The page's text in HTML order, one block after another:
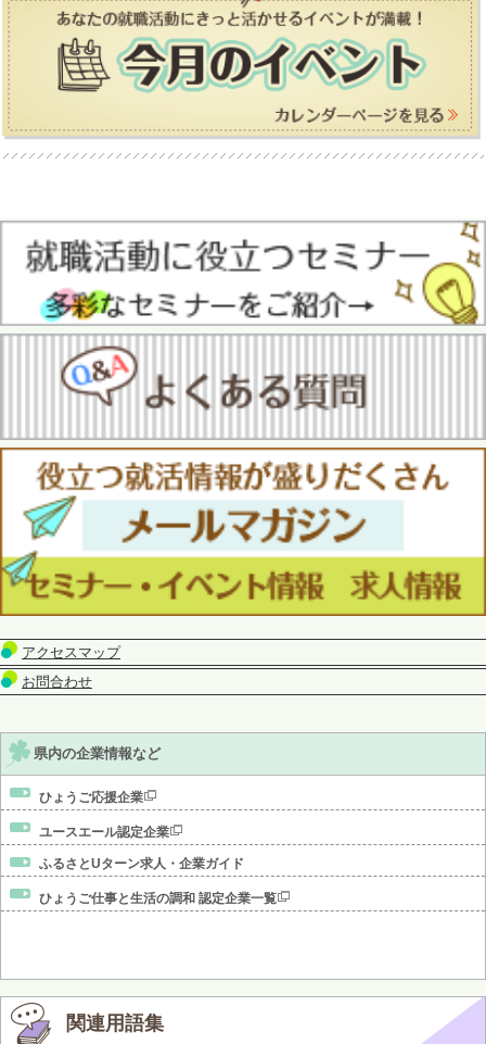
アクセスマップ
お問合わせ
県内の企業情報など
ひょうご応援企業
ユースエール認定企業
ふるさとUターン求人・企業ガイド
ひょうご仕事と生活の調和 認定企業一覧
関連用語集